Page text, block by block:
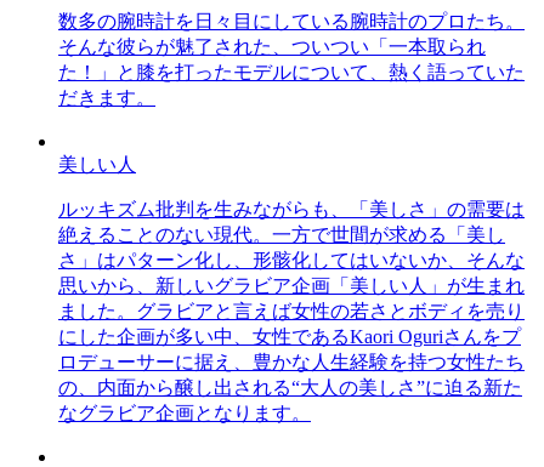
数多の腕時計を日々目にしている腕時計のプロたち。
そんな彼らが魅了された、ついつい「一本取られ
た！」と膝を打ったモデルについて、熱く語っていた
だきます。
美しい人
ルッキズム批判を生みながらも、「美しさ」の需要は
絶えることのない現代。一方で世間が求める「美し
さ」はパターン化し、形骸化してはいないか、そんな
思いから、新しいグラビア企画「美しい人」が生まれ
ました。グラビアと言えば女性の若さとボディを売り
にした企画が多い中、女性であるKaori Oguriさんをプ
ロデューサーに据え、豊かな人生経験を持つ女性たち
の、内面から醸し出される“大人の美しさ”に迫る新た
なグラビア企画となります。